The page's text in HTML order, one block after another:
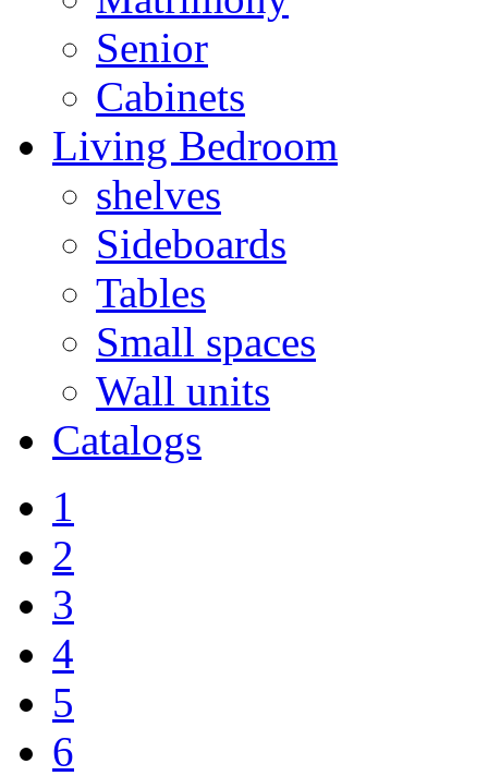
Senior
Cabinets
Living Bedroom
shelves
Sideboards
Tables
Small spaces
Wall units
Catalogs
1
2
3
4
5
6